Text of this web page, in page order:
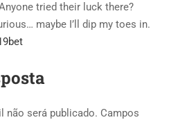
tried their luck there?
maybe I’ll dip my toes in.
não será publicado. Campos